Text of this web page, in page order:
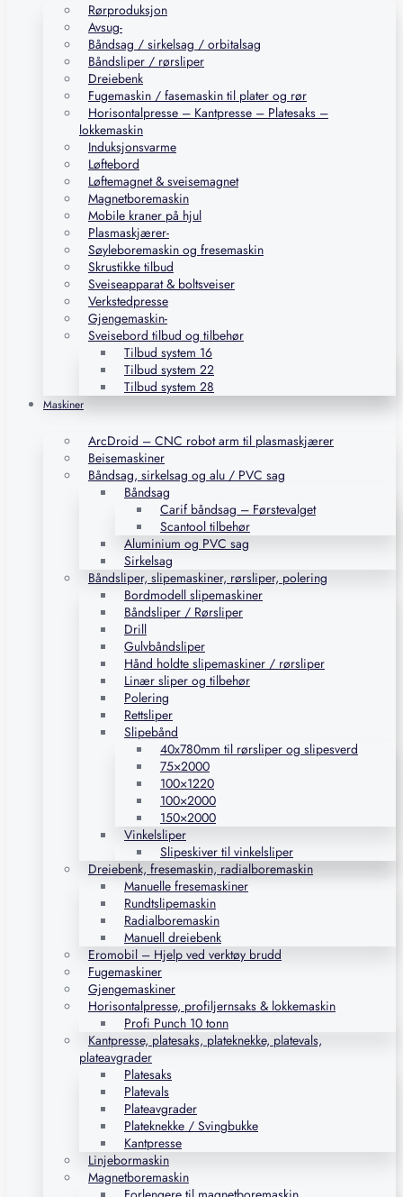
Rørproduksjon
Avsug-
Båndsag / sirkelsag / orbitalsag
Båndsliper / rørsliper
Dreiebenk
Fugemaskin / fasemaskin til plater og rør
Horisontalpresse – Kantpresse – Platesaks –
lokkemaskin
Induksjonsvarme
Løftebord
Løftemagnet & sveisemagnet
Magnetboremaskin
Mobile kraner på hjul
Plasmaskjærer-
Søyleboremaskin og fresemaskin
Skrustikke tilbud
Sveiseapparat & boltsveiser
Verkstedpresse
Gjengemaskin-
Sveisebord tilbud og tilbehør
Tilbud system 16
Tilbud system 22
Tilbud system 28
Maskiner
ArcDroid – CNC robot arm til plasmaskjærer
Beisemaskiner
Båndsag, sirkelsag og alu / PVC sag
Båndsag
Carif båndsag – Førstevalget
Scantool tilbehør
Aluminium og PVC sag
Sirkelsag
Båndsliper, slipemaskiner, rørsliper, polering
Bordmodell slipemaskiner
Båndsliper / Rørsliper
Drill
Gulvbåndsliper
Hånd holdte slipemaskiner / rørsliper
Linær sliper og tilbehør
Polering
Rettsliper
Slipebånd
40x780mm til rørsliper og slipesverd
75×2000
100×1220
100×2000
150×2000
Vinkelsliper
Slipeskiver til vinkelsliper
Dreiebenk, fresemaskin, radialboremaskin
Manuelle fresemaskiner
Rundtslipemaskin
Radialboremaskin
Manuell dreiebenk
Eromobil – Hjelp ved verktøy brudd
Fugemaskiner
Gjengemaskiner
Horisontalpresse, profiljernsaks & lokkemaskin
Profi Punch 10 tonn
Kantpresse, platesaks, plateknekke, platevals,
plateavgrader
Platesaks
Platevals
Plateavgrader
Plateknekke / Svingbukke
Kantpresse
Linjebormaskin
Magnetboremaskin